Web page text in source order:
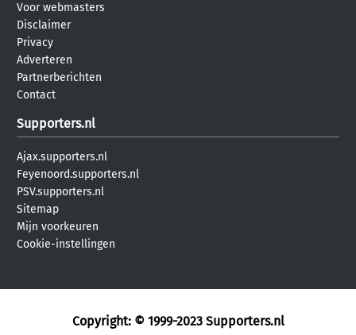
Voor webmasters
Disclaimer
Privacy
Adverteren
Partnerberichten
Contact
Supporters.nl
Ajax.supporters.nl
Feyenoord.supporters.nl
PSV.supporters.nl
Sitemap
Mijn voorkeuren
Cookie-instellingen
Copyright: © 1999-2023 Supporters.nl